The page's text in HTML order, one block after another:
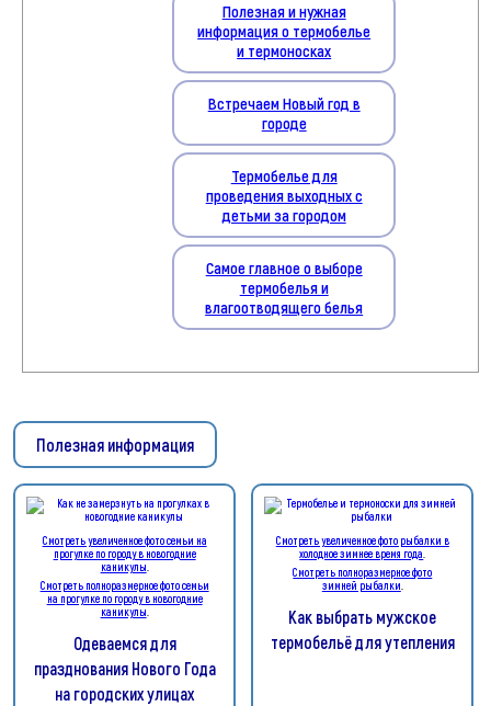
Полезная и нужная
информация о термобелье
и термоносках
Встречаем Новый год в
городе
Термобелье для
проведения выходных с
детьми за городом
Самое главное о выборе
термобелья и
влагоотводящего белья
Полезная информация
Смотреть увеличенное фото семьи на
прогулке по городу в новогодние
каникулы
Смотреть полноразмерное фото семьи
на прогулке по городу в новогодние
каникулы
Одеваемся для
празднования Нового Года
на городских улицах
Смотреть увеличенное фото рыбалки в
холодное зимнее время года
Смотреть полноразмерное фото
зимней рыбалки
Как выбрать мужское
термобельё для утепления